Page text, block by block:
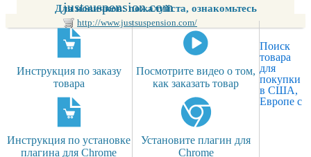
justsuspension.com
http://www.justsuspension.com/
Для новичков: пожалуйста, ознакомьтесь
Инструкция по заказу
товара
Посмотрите видео о том,
как заказать товар
Инструкция по установке
плагина для Chrome
Установите плагин для
Chrome
Поиск
товара
для
покупки
в США,
Европе с